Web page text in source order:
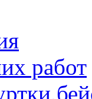
работ